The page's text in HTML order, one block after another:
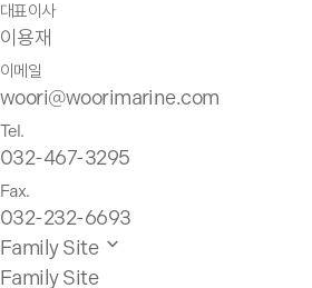
대표이사
이용재
이메일
woori@woorimarine.com
Tel.
032-467-3295
Fax.
032-232-6693
Family Site
Family Site